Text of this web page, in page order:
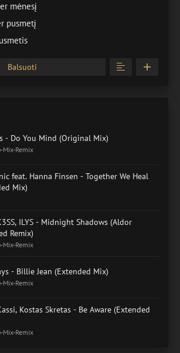
mėnesį
pusmetį
Balsuoti
- Do You Mind (Original Mix)
Mix-Remix
feat. Hanna Finsen - Together We Heal
Mix)
ILYS - Midnight Shadows (Aldor
Remix)
Mix-Remix
- Billie Jean (Extended Mix)
Mix-Remix
Kostas Skretas - Be Aware (Extended
Mix-Remix